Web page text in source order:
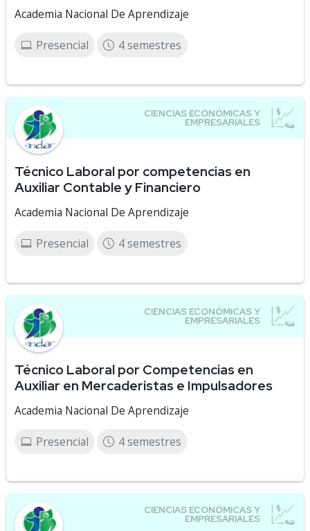
Academia Nacional De Aprendizaje
Presencial 4 semestres
Técnico Laboral por competencias en
Auxiliar Contable y Financiero
Academia Nacional De Aprendizaje
Presencial 4 semestres
Técnico Laboral por Competencias en
Auxiliar en Mercaderistas e Impulsadores
Academia Nacional De Aprendizaje
Presencial 4 semestres